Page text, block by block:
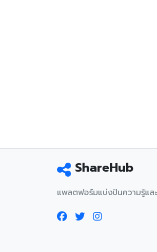
ShareHub
แพลตฟอร์มแบ่งปันความรู้แ